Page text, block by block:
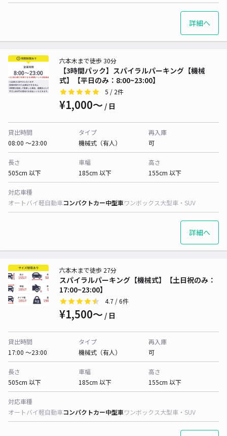
詳細へ
【3時間パック】スパイラルパーキング【機械
式】【平日のみ：8:00~23:00】
六本木まで徒歩 30分
5 / 2件
¥1,000〜 / 日
貸出時間
08:00 〜23:00
タイプ
機械式（有人）
再入庫
可
長さ
505cm 以下
車幅
185cm 以下
高さ
155cm 以下
対応車種
オートバイ軽自動車コンパクトカー中型車ワンボックス大型車・SUV
詳細へ
スパイラルパーキング【機械式】【土日祝のみ：
17:00~23:00】
六本木まで徒歩 27分
4.7 / 6件
¥1,500〜 / 日
貸出時間
17:00 〜23:00
タイプ
機械式（有人）
再入庫
可
長さ
505cm 以下
車幅
185cm 以下
高さ
155cm 以下
対応車種
オートバイ軽自動車コンパクトカー中型車ワンボックス大型車・SUV